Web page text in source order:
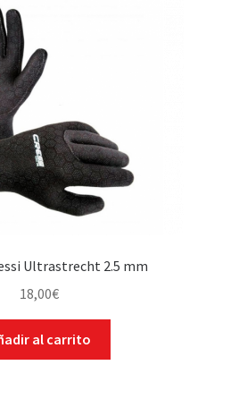
Ultrastrecht 2.5 mm
18,00€
al carrito